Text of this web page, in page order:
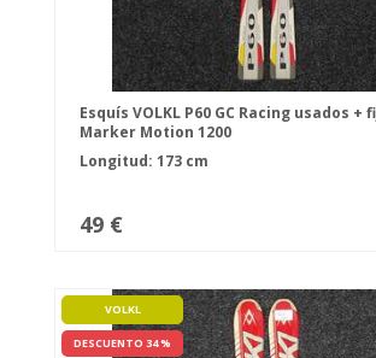
Esquís VOLKL P60 GC Racing usados +
Marker Motion 1200
Longitud: 173 cm
49 €
VOLKL
DESCUENTO 34 %